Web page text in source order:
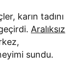
karın tadını
Aralıksız
sundu.